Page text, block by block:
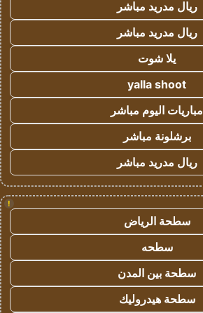
ريال مدريد مباشر
ريال مدريد مباشر
يلا شوت
yalla shoot
مباريات اليوم مباشر
برشلونة مباشر
ريال مدريد مباشر
!
سطحة الرياض
سطحه
سطحة بين المدن
سطحة هيدروليك